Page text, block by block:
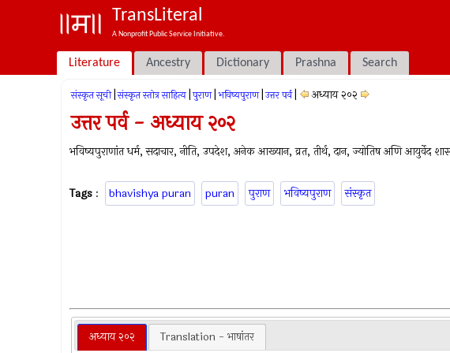
TransLiteral
A Nonprofit Public Service Initiative.
Literature Ancestry Dictionary Prashna Search
संस्कृत सूची संस्कृत स्तोत्र साहित्य पुराण भविष्यपुराण उत्तर पर्व अध्याय २०२
उत्तर पर्व - अध्याय २०२
भविष्यपुराणांत धर्म, सदाचार, नीति, उपदेश, अनेक आख्यान, व्रत, तीर्थ, दान, ज्योतिष अणि आयुर्वेद
Tags : bhavishya puran puran पुराण भविष्यपुराण संस्कृत
अध्याय २०२ Translation - भाषांतर